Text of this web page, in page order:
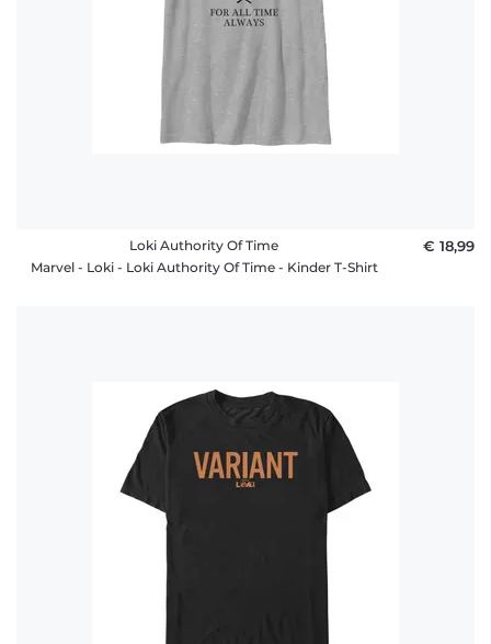
Loki Authority Of Time
Marvel - Loki - Loki Authority Of Time - Kinder T-Shirt
€ 18,99